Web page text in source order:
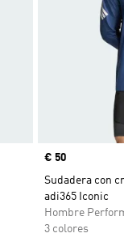
Precio
€ 50
Sudadera con
adi365 Iconic
Hombre
3 colores